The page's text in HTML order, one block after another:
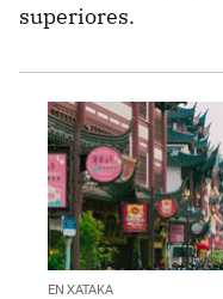
superiores.
EN XATAKA